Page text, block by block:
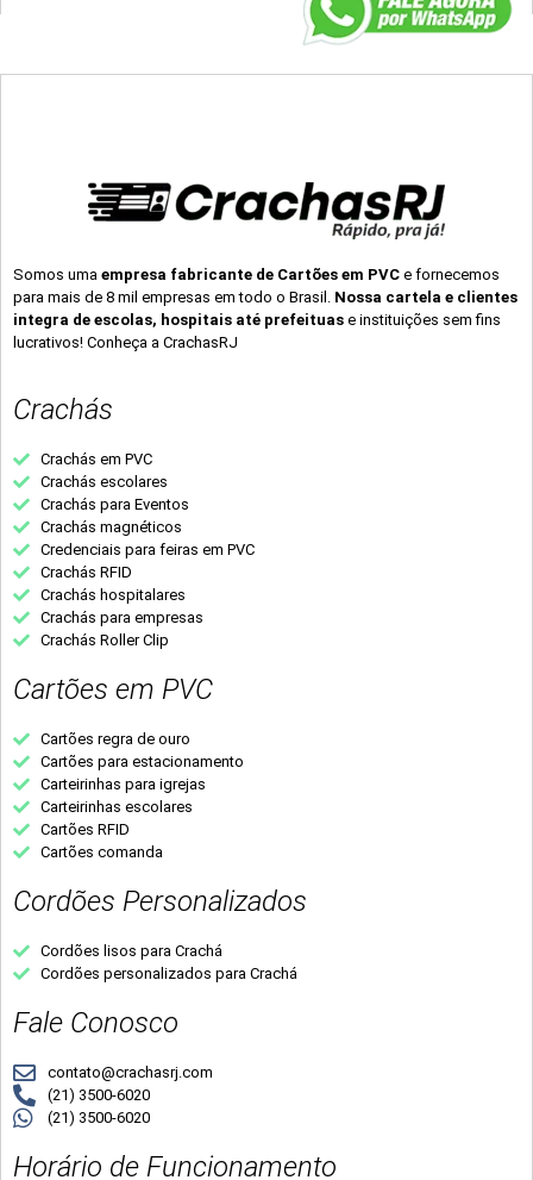
Somos uma empresa fabricante de Cartões em PVC e fornecemos
para mais de 8 mil empresas em todo o Brasil. Nossa cartela e clientes
integra de escolas, hospitais até prefeituas e instituições sem fins
lucrativos! Conheça a CrachasRJ
Crachás
Crachás em PVC
Crachás escolares
Crachás para Eventos
Crachás magnéticos
Credenciais para feiras em PVC
Crachás RFID
Crachás hospitalares
Crachás para empresas
Crachás Roller Clip
Cartões em PVC
Cartões regra de ouro
Cartões para estacionamento
Carteirinhas para igrejas
Carteirinhas escolares
Cartões RFID
Cartões comanda
Cordões Personalizados
Cordões lisos para Crachá
Cordões personalizados para Crachá
Fale Conosco
contato@crachasrj.com
(21) 3500-6020
(21) 3500-6020
Horário de Funcionamento